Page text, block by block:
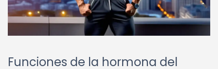
Funciones de la hormona del